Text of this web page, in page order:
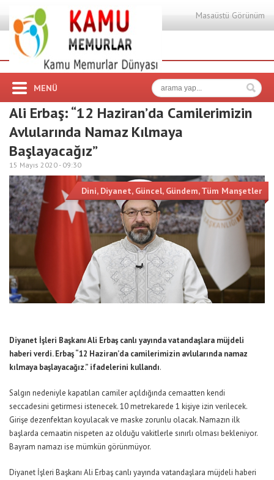
Masaüstü Görünüm
MENÜ
Ali Erbaş: “12 Haziran’da Camilerimizin
Avlularında Namaz Kılmaya
Başlayacağız”
15 Mayıs 2020 - 09:30
Dini, Diyanet, Güncel, Gündem,Tüm Manşetler
Diyanet İşleri Başkanı Ali Erbaş canlı yayında vatandaşlara müjdeli
haberi verdi. Erbaş “12 Haziran’da camilerimizin avlularında namaz
kılmaya başlayacağız.” ifadelerini kullandı.
Salgın nedeniyle kapatılan camiler açıldığında cemaatten kendi
seccadesini getirmesi istenecek. 10 metrekarede 1 kişiye izin verilecek.
Girişe dezenfektan koyulacak ve maske zorunlu olacak. Namazın ilk
başlarda cemaatin nispeten az olduğu vakitlerle sınırlı olması bekleniyor.
Bayram namazı ise mümkün görünmüyor.
Diyanet İşleri Başkanı Ali Erbaş canlı yayında vatandaşlara müjdeli haberi